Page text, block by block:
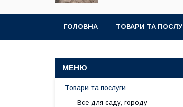
ГОЛОВНА ТОВАРИ ТА
Товари та послуги
Все для саду, городу